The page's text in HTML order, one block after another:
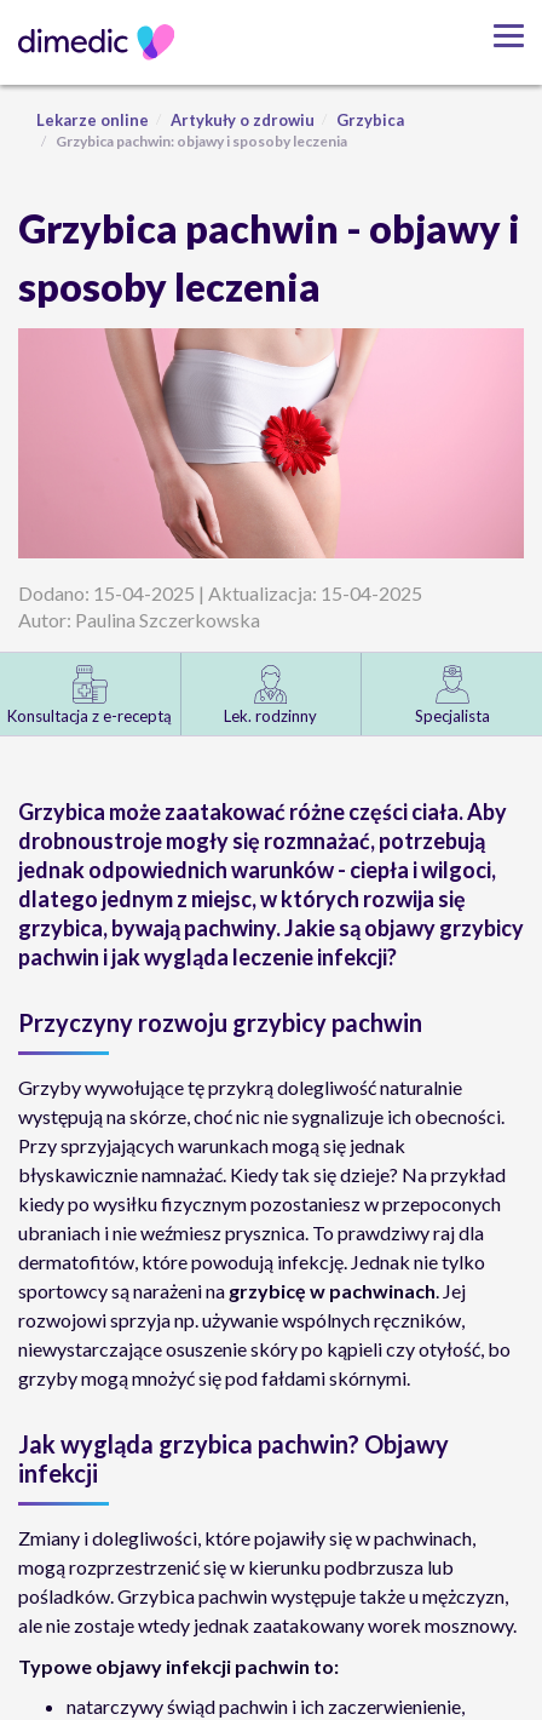
Lekarze online Artykuły o zdrowiu Grzybica
Grzybica pachwin: objawy i sposoby leczenia
Grzybica pachwin - objawy i
sposoby leczenia
Dodano: 15-04-2025 | Aktualizacja: 15-04-2025
Autor: Paulina Szczerkowska
Konsultacja z e-receptą Lek. rodzinny Specjalista
Grzybica może zaatakować różne części ciała. Aby
drobnoustroje mogły się rozmnażać, potrzebują
jednak odpowiednich warunków - ciepła i wilgoci,
dlatego jednym z miejsc, w których rozwija się
grzybica, bywają pachwiny. Jakie są objawy grzybicy
pachwin i jak wygląda leczenie infekcji?
Przyczyny rozwoju grzybicy pachwin
Grzyby wywołujące tę przykrą dolegliwość naturalnie
występują na skórze, choć nic nie sygnalizuje ich obecności.
Przy sprzyjających warunkach mogą się jednak
błyskawicznie namnażać. Kiedy tak się dzieje? Na przykład
kiedy po wysiłku fizycznym pozostaniesz w przepoconych
ubraniach i nie weźmiesz prysznica. To prawdziwy raj dla
dermatofitów, które powodują infekcję. Jednak nie tylko
sportowcy są narażeni na grzybicę w pachwinach. Jej
rozwojowi sprzyja np. używanie wspólnych ręczników,
niewystarczające osuszenie skóry po kąpieli czy otyłość, bo
grzyby mogą mnożyć się pod fałdami skórnymi.
Jak wygląda grzybica pachwin? Objawy
infekcji
Zmiany i dolegliwości, które pojawiły się w pachwinach,
mogą rozprzestrzenić się w kierunku podbrzusza lub
pośladków. Grzybica pachwin występuje takżeu mężczyzn,
ale nie zostaje wtedy jednak zaatakowany worek mosznowy.
Typowe objawy infekcji pachwin to:
natarczywy świąd pachwin i ich zaczerwienienie,